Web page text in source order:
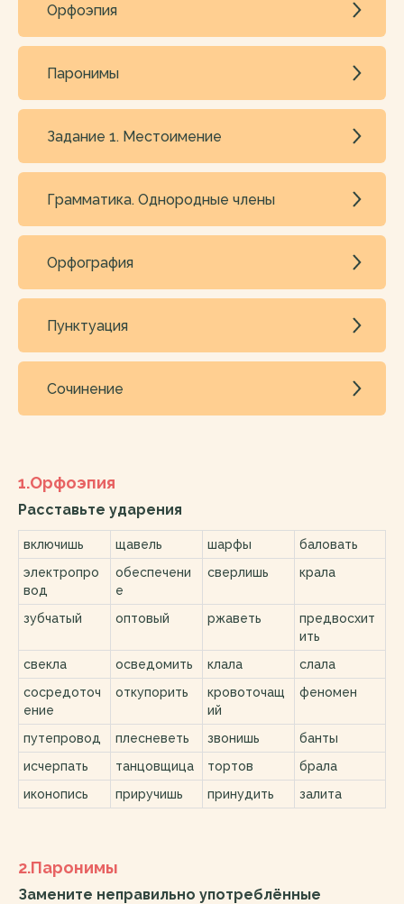
Орфоэпия
Паронимы
Задание 1. Местоимение
Грамматика. Однородные члены
Орфография
Пунктуация
Сочинение
1.Орфоэпия
Расставьте ударения
включишь щавель шарфы
баловать
электропро
вод
обеспечени
е
сверлишь крала
зубчатый оптовый ржаветь
предвосхит
ить
свекла
осведомить клала
слала
сосредоточ
ение
откупорить
кровоточащ
ий
феномен
путепровод плесневеть звонишь
банты
исчерпать
танцовщица тортов
брала
иконопись
приручишь принудить залита
2.Паронимы
Замените неправильно употреблённые